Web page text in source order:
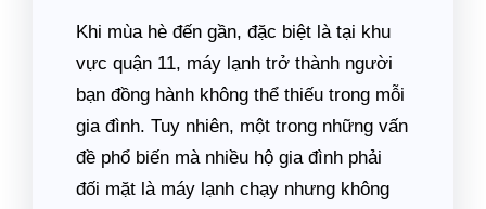
Khi mùa hè đến gần, đặc biệt là tại khu
vực quận 11, máy lạnh trở thành người
bạn đồng hành không thể thiếu trong mỗi
gia đình. Tuy nhiên, một trong những vấn
đề phổ biến mà nhiều hộ gia đình phải
đối mặt là máy lạnh chạy nhưng không